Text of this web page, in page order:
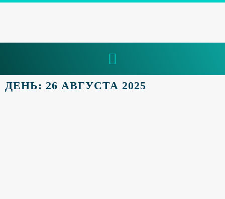
ДЕНЬ: 26 АВГУСТА 2025